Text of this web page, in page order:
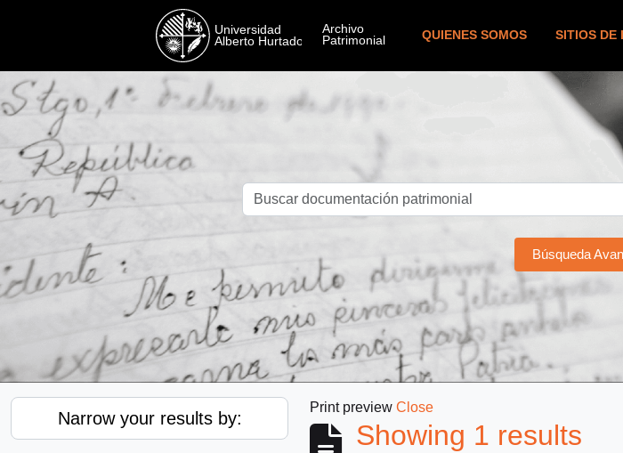
QUIENES SOMOS SITIOS DE
Búsqueda
Narrow your results by:
Print preview Close
Showing 1 results